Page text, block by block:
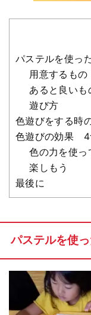
パステルを使っ
用意するもの
あると良いも
遊び方
色遊びをする時
色遊びの効果 4
色の力を使っ
楽しもう
最後に
パステルを使